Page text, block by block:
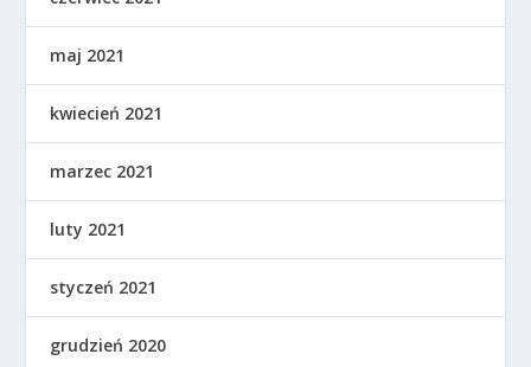
maj 2021
kwiecień 2021
marzec 2021
luty 2021
styczeń 2021
grudzień 2020